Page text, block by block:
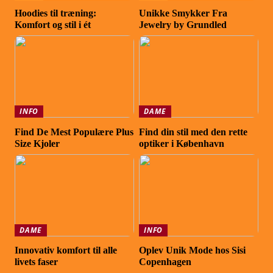
Hoodies til træning:
Komfort og stil i ét
Unikke Smykker Fra
Jewelry by Grundled
INFO
Find De Mest Populære Plus
Size Kjoler
DAME
Find din stil med den rette
optiker i København
DAME
Innovativ komfort til alle
livets faser
INFO
Oplev Unik Mode hos Sisi
Copenhagen